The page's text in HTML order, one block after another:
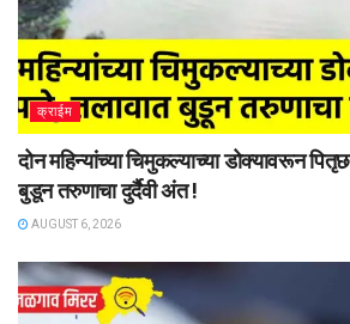
क्राईम
दोन महिन्यांच्या चिमुकल्याच्या डोक्यावरून
बुडून तरुणाचा दुर्दैवी अंत !
AUGUST 6, 2026